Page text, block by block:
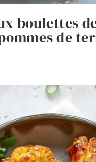
boulettes
de